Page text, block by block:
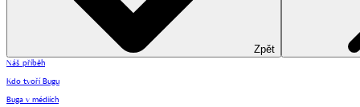
Zpět
Náš příběh
Kdo tvoří Bugu
Buga v médiích